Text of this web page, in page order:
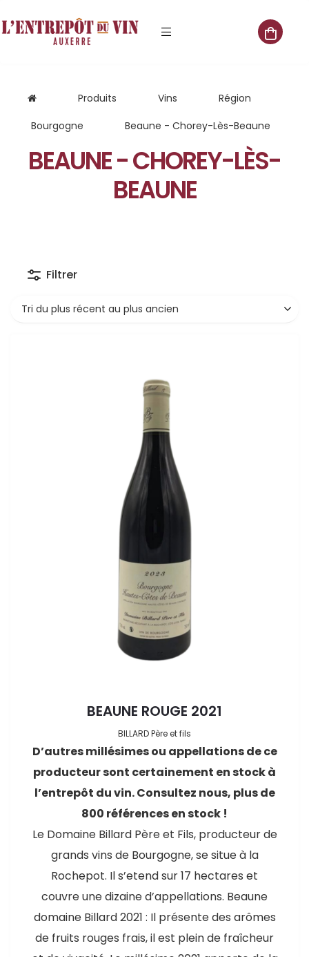
Produits Vins
Région
Bourgogne
Beaune - Chorey-Lès-Beaune
BEAUNE - CHOREY-LÈS-
BEAUNE
Filtrer
Tri du plus récent au plus ancien
BEAUNE ROUGE 2021
BILLARD Père et fils
D’autres millésimes ou appellations de ce
producteur sont certainement en stock à
l’entrepôt du vin. Consultez nous, plus de
800 références en stock !
Le Domaine Billard Père et Fils, producteur de
grands vins de Bourgogne, se situe à la
Rochepot. Il s’etend sur 17 hectares et
couvre une dizaine d’appellations. Beaune
domaine Billard 2021 : Il présente des arômes
de fruits rouges frais, il est plein de fraîcheur